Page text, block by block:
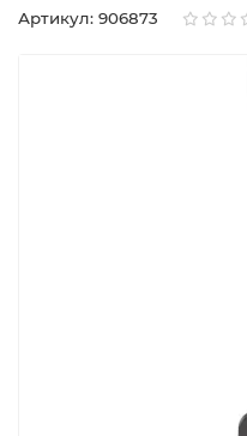
Артикул: 906873